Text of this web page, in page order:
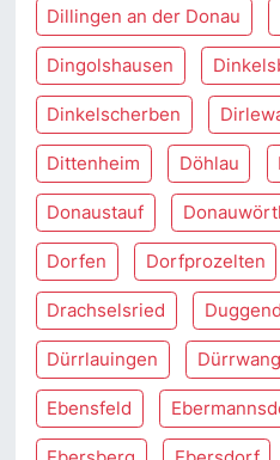
Dillingen an der Donau
Dingolshausen
Dinkelscherben
Dittenheim Döhlau
Donaustauf
Dorfen Dorfprozelten
Drachselsried
Dürrlauingen
Ebensfeld